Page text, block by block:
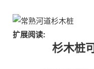
扩展阅读:
杉木桩可